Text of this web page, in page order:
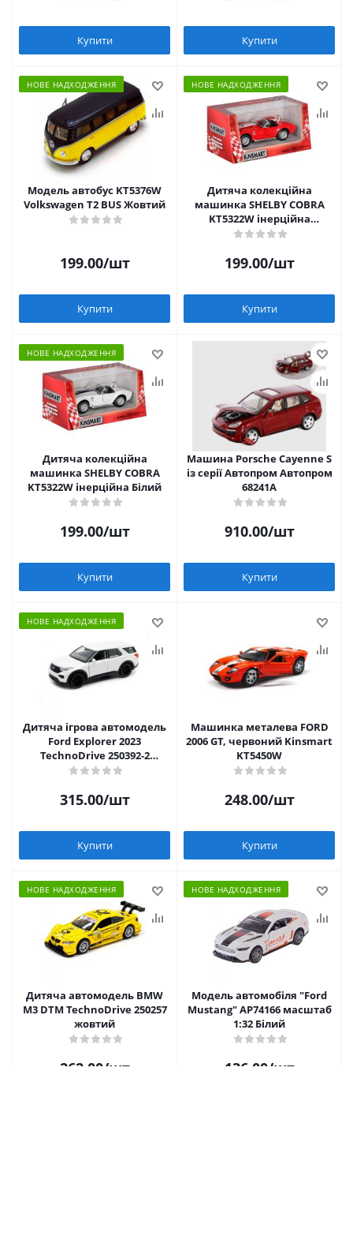
Купити Купити
НОВЕ НАДХОДЖЕННЯ
Модель автобус KT5376W
Volkswagen T2 BUS Жовтий
199.00/шт
Купити
НОВЕ НАДХОДЖЕННЯ
Дитяча колекційна
машинка SHELBY COBRA
KT5322W інерційна
Червоний
199.00/шт
Купити
НОВЕ НАДХОДЖЕННЯ
Дитяча колекційна
машинка SHELBY COBRA
KT5322W інерційна Білий
199.00/шт
Купити
Машина Porsche Cayenne S
із серії Автопром Автопром
68241A
910.00/шт
Купити
НОВЕ НАДХОДЖЕННЯ
Дитяча ігрова автомодель
Ford Explorer 2023
TechnoDrive 250392-2
перламутрово-білий
315.00/шт
Купити
Машинка металева FORD
2006 GT, червоний Kinsmart
KT5450W
248.00/шт
Купити
НОВЕ НАДХОДЖЕННЯ
Дитяча автомодель BMW
M3 DTM TechnoDrive 250257
жовтий
262.00/шт
НОВЕ НАДХОДЖЕННЯ
Модель автомобіля "Ford
Mustang" AP74166 масштаб
1:32 Білий
136.00/шт